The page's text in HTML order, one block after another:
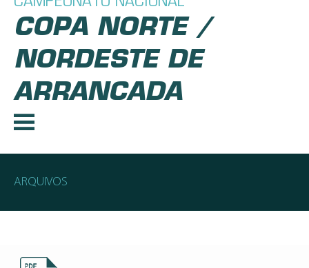
COPA NORTE /
NORDESTE DE
ARRANCADA
ARQUIVOS